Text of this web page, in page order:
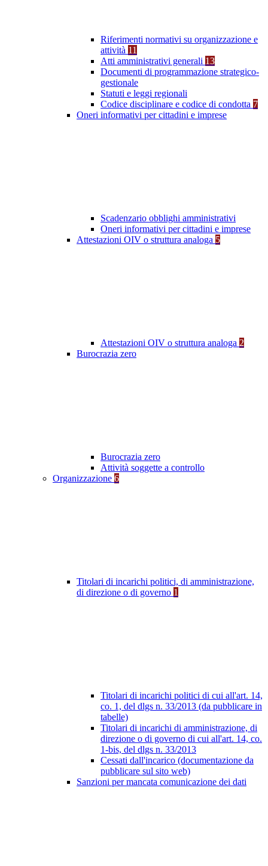
Riferimenti normativi su organizzazione e
attività 11
Atti amministrativi generali 13
Documenti di programmazione strategico-
gestionale
Statuti e leggi regionali
Codice disciplinare e codice di condotta 7
Oneri informativi per cittadini e imprese
Scadenzario obblighi amministrativi
Oneri informativi per cittadini e imprese
Attestazioni OIV o struttura analoga 5
Attestazioni OIV o struttura analoga 2
Burocrazia zero
Burocrazia zero
Attività soggette a controllo
Organizzazione 6
Titolari di incarichi politici, di amministrazione,
di direzione o di governo 1
Titolari di incarichi politici di cui all'art. 14,
co. 1, del dlgs n. 33/2013 (da pubblicare in
tabelle)
Titolari di incarichi di amministrazione, di
direzione o di governo di cui all'art. 14, co.
1-bis, del dlgs n. 33/2013
Cessati dall'incarico (documentazione da
pubblicare sul sito web)
Sanzioni per mancata comunicazione dei dati